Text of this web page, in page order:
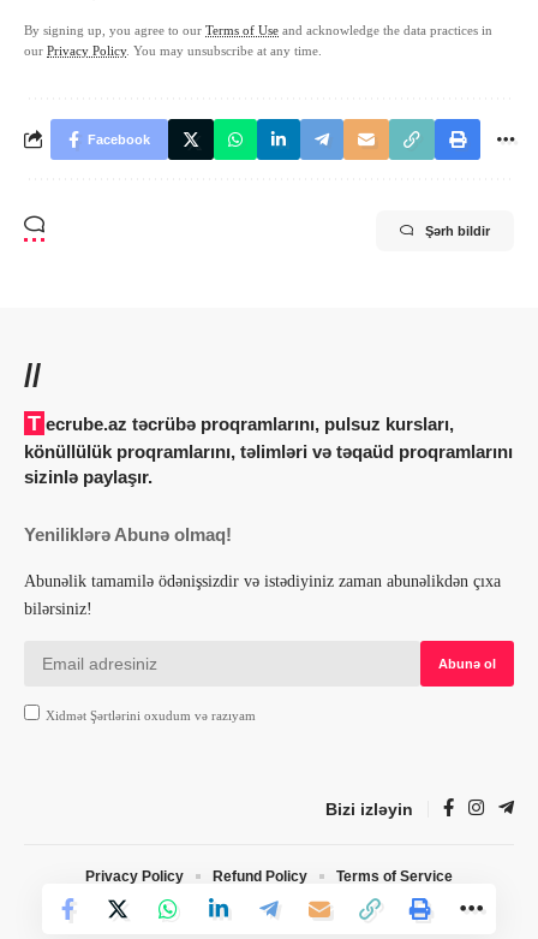
By signing up, you agree to our Terms of Use and acknowledge the data practices in
our Privacy Policy. You may unsubscribe at any time.
Facebook
Şərh bildir
//
Tecrube.az təcrübə proqramlarını, pulsuz kursları,
könüllülük proqramlarını, təlimləri və təqaüd proqramlarını
sizinlə paylaşır.
Yeniliklərə Abunə olmaq!
Abunəlik tamamilə ödənişsizdir və istədiyiniz zaman abunəlikdən çıxa
bilərsiniz!
Xidmət Şərtlərini oxudum və razıyam
Bizi izləyin
© 2022 Tecrube.az. Designed by Webdesign.az. All Rights Reserved.
Privacy Policy Refund Policy Terms of Service